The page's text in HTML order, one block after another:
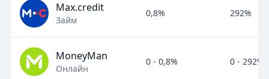
Max.credit
Займ
0,8% 292%
MoneyMan
Онлайн
0 - 0,8% 0 - 292%